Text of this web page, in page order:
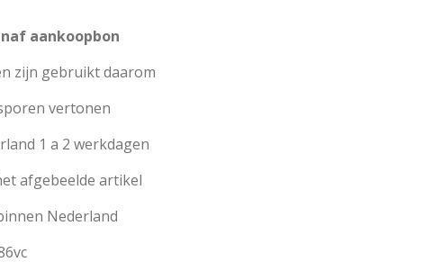
aankoopbon
zijn gebruikt daarom
vertonen
1 a 2 werkdagen
afgebeelde artikel
Nederland